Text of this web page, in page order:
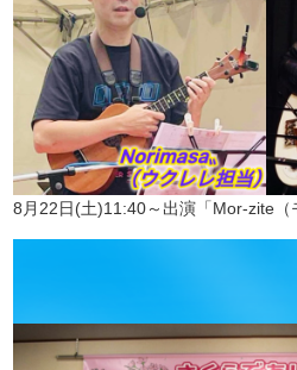
8月22日(土)11:40～出演「Mor-zite（